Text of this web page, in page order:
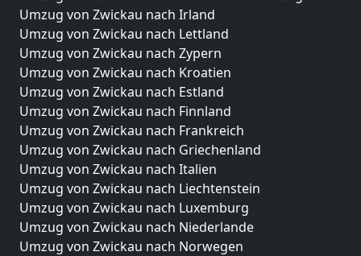
Umzug von Zwickau nach Irland
Umzug von Zwickau nach Lettland
Umzug von Zwickau nach Zypern
Umzug von Zwickau nach Kroatien
Umzug von Zwickau nach Estland
Umzug von Zwickau nach Finnland
Umzug von Zwickau nach Frankreich
Umzug von Zwickau nach Griechenland
Umzug von Zwickau nach Italien
Umzug von Zwickau nach Liechtenstein
Umzug von Zwickau nach Luxemburg
Umzug von Zwickau nach Niederlande
Umzug von Zwickau nach Norwegen